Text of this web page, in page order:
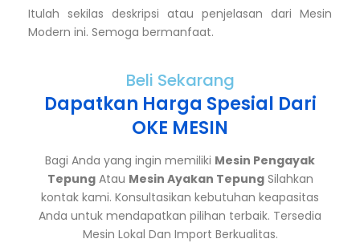
Itulah sekilas deskripsi atau penjelasan dari Mesin
Modern ini. Semoga bermanfaat.
Beli Sekarang
Dapatkan Harga Spesial Dari
OKE MESIN
Bagi Anda yang ingin memiliki Mesin Pengayak
TepungAtau Mesin Ayakan TepungSilahkan
kontak kami. Konsultasikan kebutuhan keapasitas
Anda untuk mendapatkan pilihan terbaik. Tersedia
Mesin Lokal Dan Import Berkualitas.